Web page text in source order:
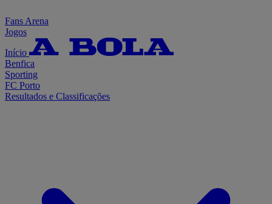
Fans Arena
Jogos
Início
Benfica
Sporting
FC Porto
Resultados e Classificações